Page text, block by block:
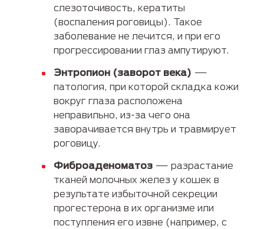
слезоточивость, кератиты
(воспаления роговицы). Такое
заболевание не лечится, и при его
прогрессировании глаз ампутируют.
Энтропион (заворот века) —
патология, при которой складка кожи
вокруг глаза расположена
неправильно, из-за чего она
заворачивается внутрь и травмирует
роговицу.
Фиброаденоматоз — разрастание
тканей молочных желез у кошек в
результате избыточной секреции
прогестерона в их организме или
поступления его извне (например, с